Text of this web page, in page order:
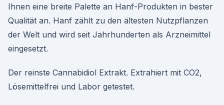
Ihnen eine breite Palette an Hanf-Produkten in bester
Qualität an. Hanf zählt zu den ältesten Nutzpflanzen
der Welt und wird seit Jahrhunderten als Arzneimittel
eingesetzt.
Der reinste Cannabidiol Extrakt. Extrahiert mit CO2,
Lösemittelfrei und Labor getestet.